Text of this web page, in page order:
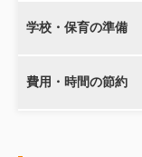
学校・保育の準備
費用・時間の節約